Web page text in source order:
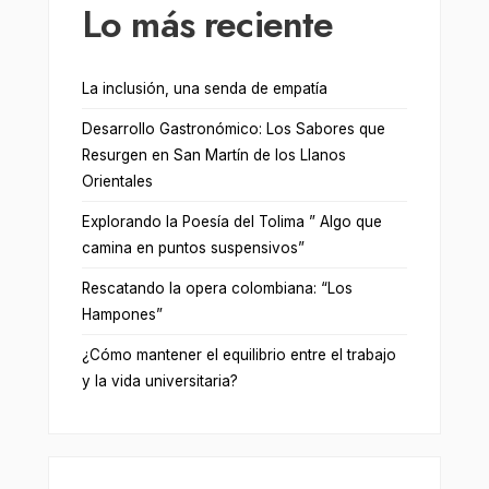
Lo más reciente
La inclusión, una senda de empatía
Desarrollo Gastronómico: Los Sabores que
Resurgen en San Martín de los Llanos
Orientales
Explorando la Poesía del Tolima ” Algo que
camina en puntos suspensivos”
Rescatando la opera colombiana: “Los
Hampones”
¿Cómo mantener el equilibrio entre el trabajo
y la vida universitaria?